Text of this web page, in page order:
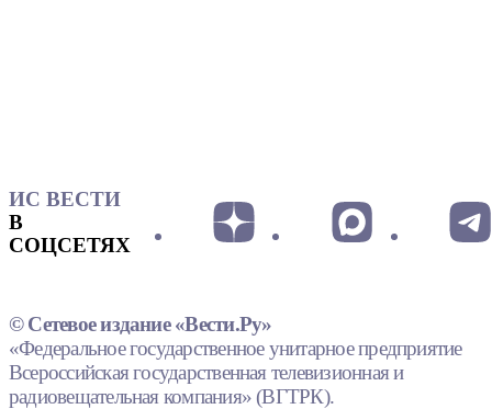
ИС ВЕСТИ
В
СОЦСЕТЯХ
© Сетевое издание «Вести.Ру»
«Федеральное государственное унитарное предприятие
Всероссийская государственная телевизионная и
радиовещательная компания» (ВГТРК).